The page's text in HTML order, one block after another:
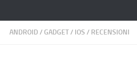
ANDROID / GADGET/ IOS / RECENSIONI